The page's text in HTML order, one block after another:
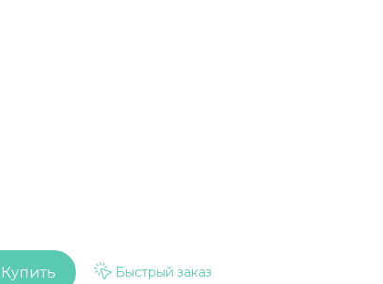
Купить Быстрый заказ